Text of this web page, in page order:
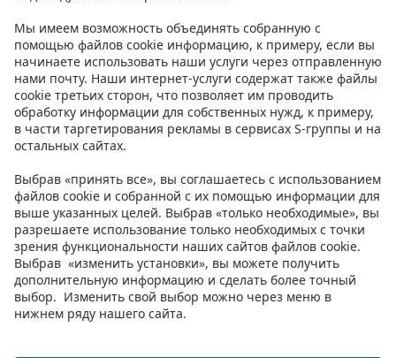
Инструкции
Условия
Prisma Konto
Язык:ETENRU